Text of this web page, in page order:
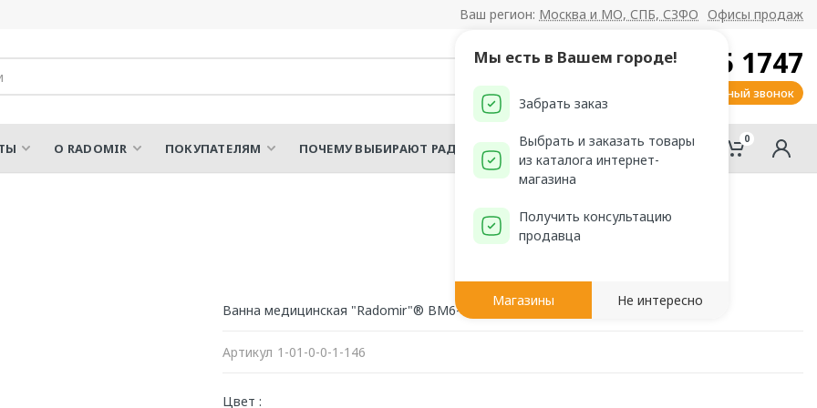
Ваш регион: Москва и МО, СПБ, СЗФО Офисы продаж
8 800 555 1747
Заказать обратный звонок
О RADOMIR ПОКУПАТЕЛЯМ ПОЧЕМУ ВЫБИРАЮТ РАДОМИР?
0
Ванна медицинская "Radomir"® ВМ6-"Грасс"
Артикул 1-01-0-0-1-146
Цвет :
Мы есть в Вашем городе!
Забрать заказ
Выбрать и заказать товары
из каталога интернет-
магазина
Получить консультацию
продавца
Магазины Не интересно